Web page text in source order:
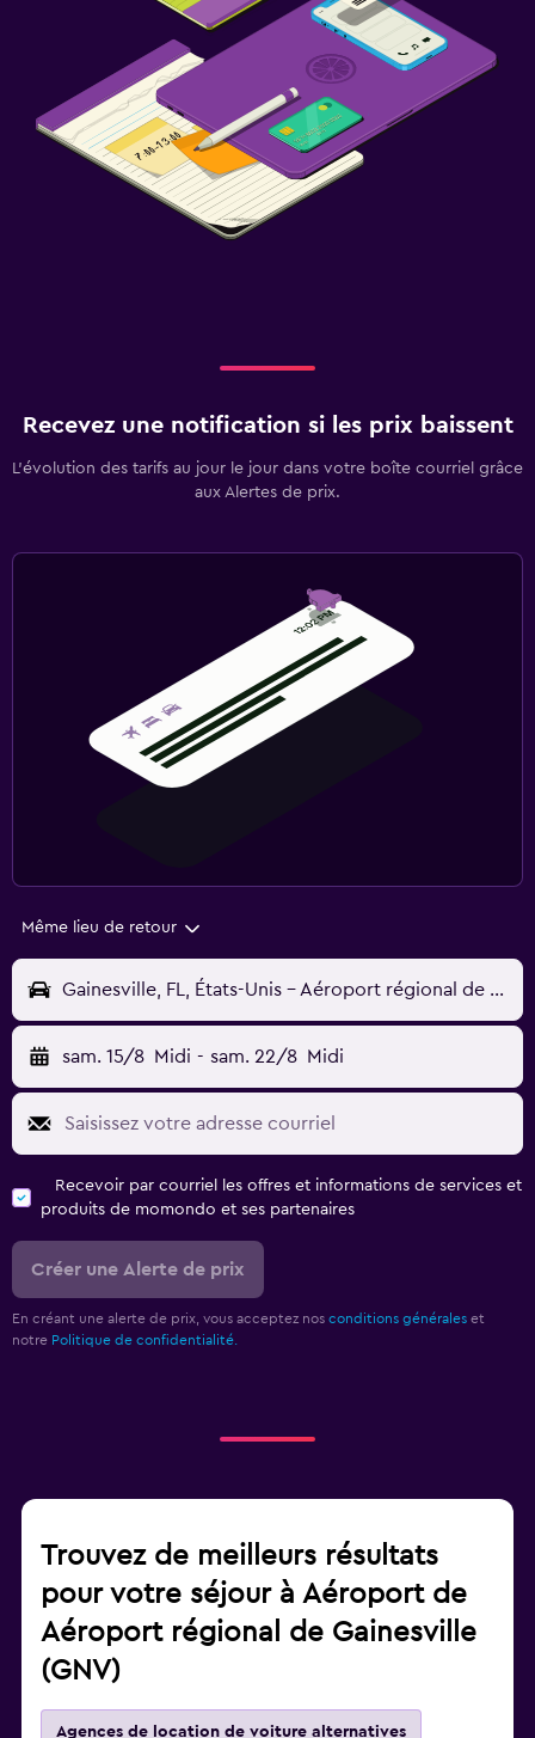
Recevez une notification si les prix baissent
L’évolution des tarifs au jour le jour dans votre boîte courriel grâce
aux Alertes de prix.
Même lieu de retour
Gainesville, FL, États-Unis - Aéroport régional de Gainesville (GNV)
sam. 15/8 Midi - sam. 22/8 Midi
Recevoir par courriel les offres et informations de services et
produits de momondo et ses partenaires
Créer une Alerte de prix
En créant une alerte de prix, vous acceptez nos conditions générales et
notre Politique de confidentialité.
Trouvez de meilleurs résultats
pour votre séjour à Aéroport de
Aéroport régional de Gainesville
(GNV)
Agences de location de voiture alternatives